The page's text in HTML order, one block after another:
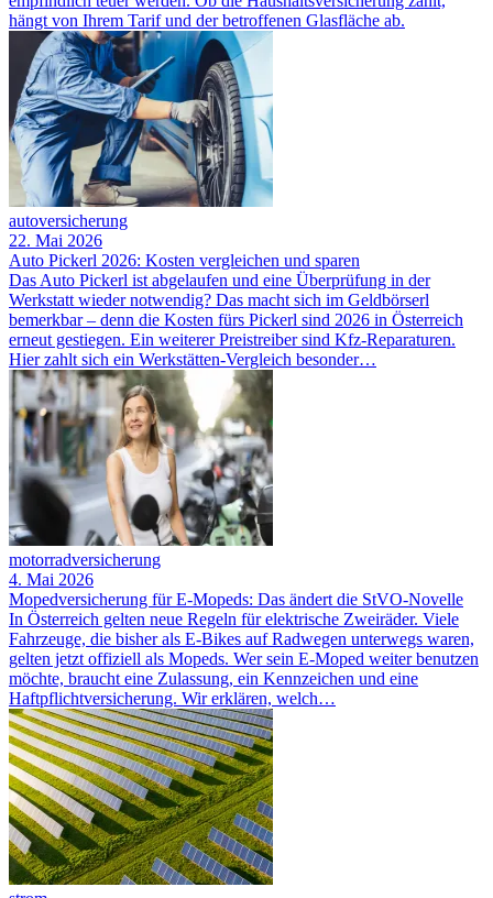
hängt von Ihrem Tarif und der betroffenen Glasfläche ab.
autoversicherung
22. Mai 2026
Auto Pickerl 2026: Kosten vergleichen und sparen
Das Auto Pickerl ist abgelaufen und eine Überprüfung in der
Werkstatt wieder notwendig? Das macht sich im Geldbörserl
bemerkbar – denn die Kosten fürs Pickerl sind 2026 in Österreich
erneut gestiegen. Ein weiterer Preistreiber sind Kfz-Reparaturen.
Hier zahlt sich ein Werkstätten-Vergleich besonder…
motorradversicherung
4. Mai 2026
Mopedversicherung für E-Mopeds: Das ändert die StVO-Novelle
In Österreich gelten neue Regeln für elektrische Zweiräder. Viele
Fahrzeuge, die bisher als E-Bikes auf Radwegen unterwegs waren,
gelten jetzt offiziell als Mopeds. Wer sein E-Moped weiter benutzen
möchte, braucht eine Zulassung, ein Kennzeichen und eine
Haftpflichtversicherung. Wir erklären, welch…